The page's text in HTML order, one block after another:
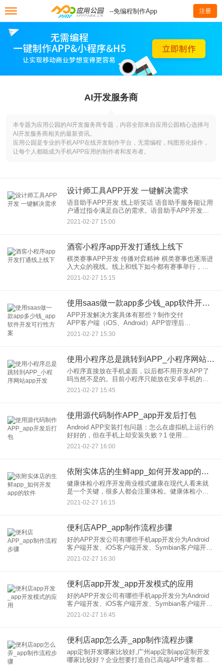
--免编程制作App 注册
AI开发服务商
本专题为应用公园的AI开发服务商专题，内容全部来自应用公园精心选择与
AI开发服务商相关的最新资讯。
应用公园是专业的手机APP在线开发制作平台，无需编程，纯图形化操作，
让每个人都能成为手机APP应用的制作者和发布者。
设计师工具APP开发 一键解决需求
语音助手APP开发 线上听笑话 语音助手服务能让用
户通过指令满足自己的需求。语音助手APP开发具
备搜索信息、趣味问答、查询周边服务等服务，用
户在使用语音助手的过程中，能够获得自己想要的
2021-02-27 15:00
酒窖小程序app开发打通线上线下
棋类赛事APP开发 传播对弈精神 棋类赛事也逐渐进
入大众的视线。线上和线下如今都有赛事举行，用
户可以根据自己的实际情况来选择可以参加的赛
事。棋类赛事APP开发集合了实时对弈、线上教学
2021-02-27 15:15
使用saas做一款app多少钱_app软件开发可行性方案
APP开发解决方案具体有那些？制作交付
APP客户端（iOS、Android）APP管理后
台 下载服务 产品包装、官网
等） 线上推广下载（APP Store、百科网
2021-02-27 15:30
使用小程序总是跳转到APP_小程序网站app开发
小程序直接放在手机桌面，以后都不用开发APP了
吗当然不是的。目前小程序只能放在安卓手机的桌
面，ios和其他系统平台的手机用户使用它还是有些
不方便的。另外，小程序只是提供某些app的一些基
2021-02-27 15:45
使用源代码制作APP_app开发后打包
Android APP安装打包问题：怎么在虚拟机上运行的
好好的，但在手机上却安装失败？1 使用
Eclipse+AVD直接运行就可以了，你的代码是在这个
开发环境写的把2 apk 文件首先在虚拟机上运行一
2021-02-27 16:00
依附实体店的生鲜app_如何开发app的软件
健康体检小程序开发商业模式健康在现代人看来就
是一个关键，很多人都会注重体检。健康体检小程
序开发的商业模式是平台持续发展的关键，一种是
大数据平台模式，一种是线上服务模式，能够让用
2021-02-27 16:15
便利店APP_app制作流程步骤
好的APP开发公司有哪些手机app开发分为Android
客户端开发、iOS客户端开发、Symbian客户端开
发、WindowsPhone和BlackBerryOS等定制开发。
如果找公司做的话，和他们有
2021-02-27 16:30
便利店app开发_app开发模式的应用
好的APP开发公司有哪些手机app开发分为Android
客户端开发、iOS客户端开发、Symbian客户端开
发、WindowsPhone和BlackBerryOS等定制开发。
如果找公司做的话，和他们有
2021-02-27 16:45
便利店app怎么弄_app制作流程步骤
app定制开发哪家比较好,广州app定制app定制开发
哪家比较好？企业想要打造自己高端APP通常都会